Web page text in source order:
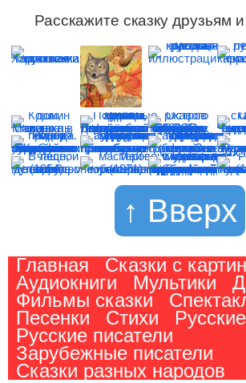
Расскажите сказку друзьям
↑ Вверх
Главная
Сказки с
Аудиокниги
Мультики
Фильмы сказки
Песенки
Стихи
Русские писатели
Зарубежные писатели
Сказки разных народов